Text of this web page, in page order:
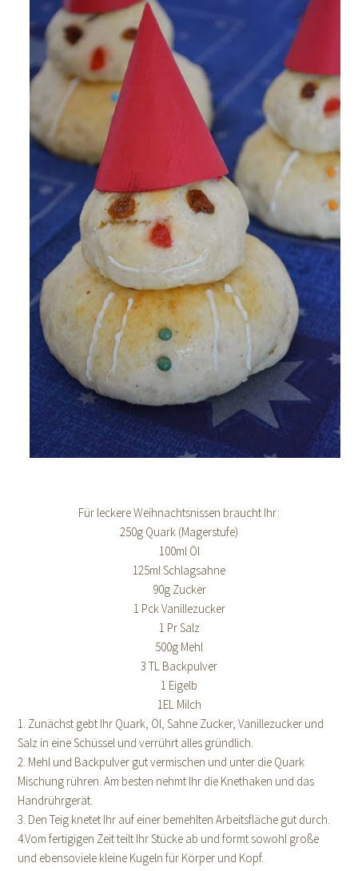
Für leckere Weihnachtsnissen braucht Ihr:
250g Quark (Magerstufe)
100ml Öl
125ml Schlagsahne
90g Zucker
1 Pck Vanillezucker
1 Pr Salz
500g Mehl
3 TL Backpulver
1 Eigelb
1EL Milch
1. Zunächst gebt Ihr Quark, Öl, Sahne Zucker, Vanillezucker und
Salz in eine Schüssel und verrührt alles gründlich.
2. Mehl und Backpulver gut vermischen und unter die Quark
Mischung rühren. Am besten nehmt Ihr die Knethaken und das
Handrührgerät.
3. Den Teig knetet Ihr auf einer bemehlten Arbeitsfläche gut durch.
4.Vom fertigigen Zeit teilt Ihr Stücke ab und formt sowohl große
und ebensoviele kleine Kugeln für Körper und Kopf.